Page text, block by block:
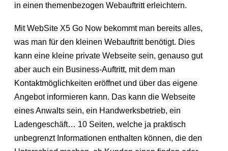
in einen themenbezogen Webauftritt erleichtern.
Mit WebSite X5 Go Now bekommt man bereits alles,
was man für den kleinen Webauftritt benötigt. Dies
kann eine kleine private Webseite sein, genauso gut
aber auch ein Business-Auftritt, mit dem man
Kontaktmöglichkeiten eröffnet und über das eigene
Angebot informieren kann. Das kann die Webseite
eines Anwalts sein, ein Handwerksbetrieb, ein
Ladengeschäft… 10 Seiten, welche ja praktisch
unbegrenzt Informationen enthalten können, die den